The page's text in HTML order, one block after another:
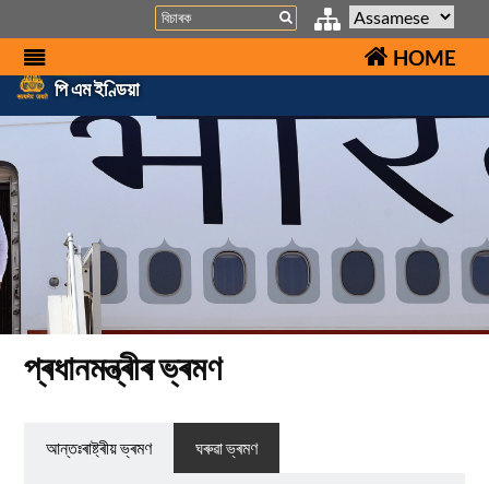
Search
HOME
পি এম ইণ্ডিয়া
প্ৰধানমন্ত্ৰীৰ ভ্ৰমণ
আন্তঃৰাষ্ট্ৰীয় ভ্ৰমণ ঘৰুৱা ভ্ৰমণ